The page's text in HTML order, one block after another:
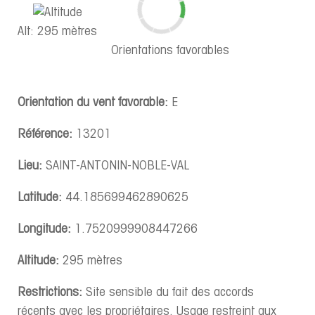
Alt: 295 mètres
Orientations favorables
Orientation du vent favorable: E
Référence: 13201
Lieu: SAINT-ANTONIN-NOBLE-VAL
Latitude: 44.185699462890625
Longitude: 1.7520999908447266
Altitude: 295 mètres
Restrictions: Site sensible du fait des accords
récents avec les propriétaires. Usage restreint aux